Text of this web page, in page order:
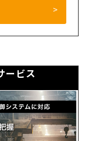
ービス